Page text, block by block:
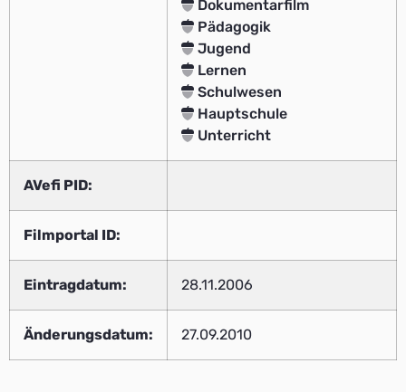
Dokumentarfilm
Pädagogik
Jugend
Lernen
Schulwesen
Hauptschule
Unterricht
AVefi PID:
Filmportal ID:
Eintragdatum: 28.11.2006
Änderungsdatum: 27.09.2010